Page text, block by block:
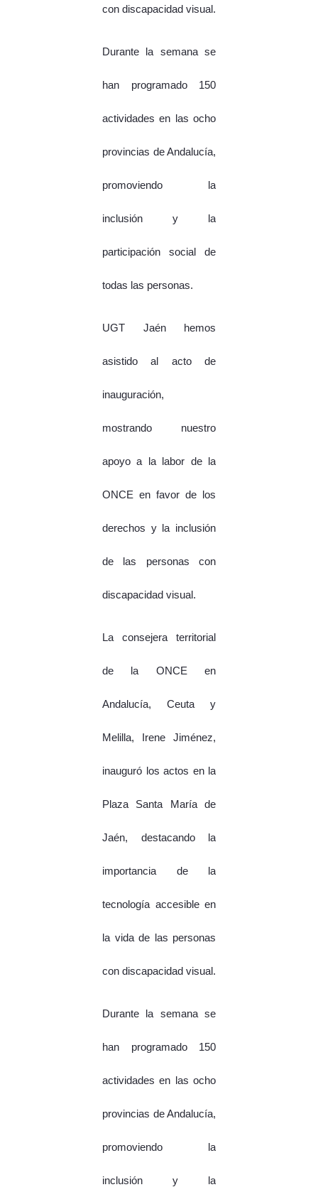
con discapacidad visual.
Durante la semana se
han programado 150
actividades en las ocho
provincias de Andalucía,
promoviendo la
inclusión y la
participación social de
todas las personas.
UGT Jaén hemos
asistido al acto de
inauguración,
mostrando nuestro
apoyo a la labor de la
ONCE en favor de los
derechos y la inclusión
de las personas con
discapacidad visual.
La consejera territorial
de la ONCE en
Andalucía, Ceuta y
Melilla, Irene Jiménez,
inauguró los actos en la
Plaza Santa María de
Jaén, destacando la
importancia de la
tecnología accesible en
la vida de las personas
con discapacidad visual.
Durante la semana se
han programado 150
actividades en las ocho
provincias de Andalucía,
promoviendo la
inclusión y la